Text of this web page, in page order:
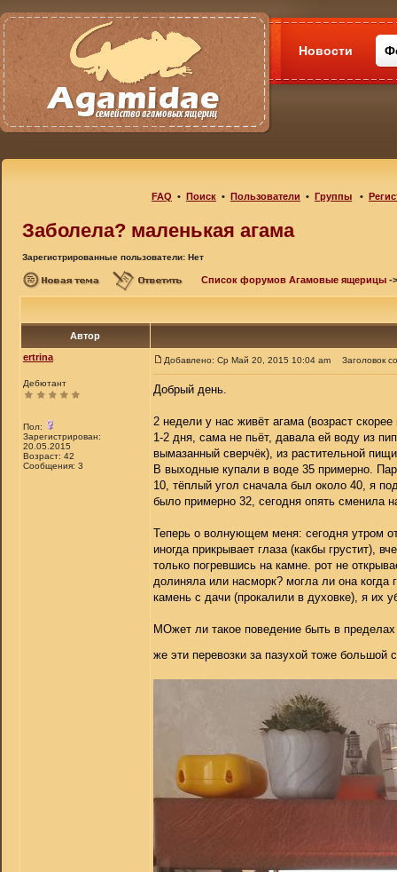
Новости
FAQ • Поиск • Пользователи • Группы •
Заболела? маленькая агама
Зарегистрированные пользователи: Нет
Список форумов Агамовые ящерицы -
Автор
ertrina
Дебютант
Пол:
Зарегистрирован:
20.05.2015
Возраст: 42
Сообщения: 3
Добавлено: Ср Май 20, 2015 10:04 am Заголовок
Добрый день.
2 недели у нас живёт агама (возраст
1-2 дня, сама не пьёт, давала ей воду из
вымазанный сверчёк), из растительной
В выходные купали в воде 35 примерно.
10, тёплый угол сначала был около 40, я
было примерно 32, сегодня опять сменила
Теперь о волнующем меня: сегодня утром
иногда прикрывает глаза (какбы грустит),
только погревшись на камне. рот не
долиняла или насморк? могла ли она
камень с дачи (прокалили в духовке), я их
МОжет ли такое поведение быть в
же эти перевозки за пазухой тоже большой